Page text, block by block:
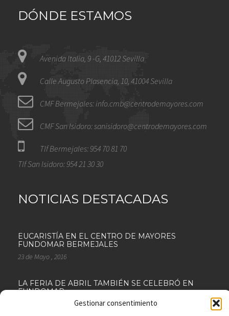
Gestionar consentimiento
DÓNDE ESTAMOS
Avenida Italia, 9 -G, 41012 Sevilla
Calle Augusto Plasencia, 10, 41004 Sevilla
CMF Bermejales: info.cmb@centrodemayores.com
CMF San Isidoro: sanisidoro@centrodemayores.com
Tlf Bermejales: 954 70 81 70
Tlf San Isidoro: 954 21 30 30
NOTICIAS DESTACADAS
EUCARISTÍA EN EL CENTRO DE MAYORES
FUNDOMAR BERMEJALES
23 de Mayo , 2016
LA FERIA DE ABRIL TAMBIÉN SE CELEBRÓ EN
FUNDOMAR